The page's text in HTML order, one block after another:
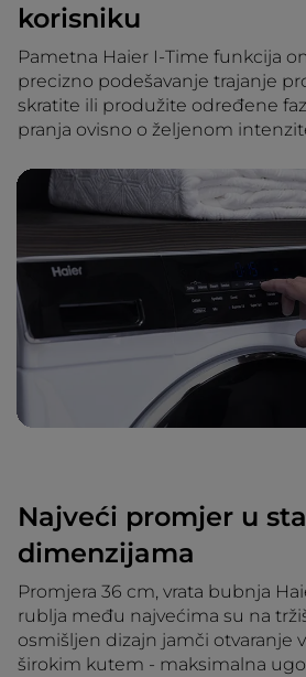
korisniku
Pametna Haier I-Time funkcija
precizno podešavanje trajanje
skratite ili produžite određene
pranja ovisno o željenom
Najveći promjer u
dimenzijama
Promjera 36 cm, vrata bubnja
rublja među najvećima su na
osmišljen dizajn jamči otvaranje
širokim kutem - maksimalna